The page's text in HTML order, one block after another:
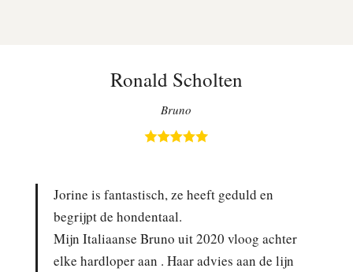
Ronald Scholten
Bruno
Jorine is fantastisch, ze heeft geduld en
begrijpt de hondentaal.
Mijn Italiaanse Bruno uit 2020 vloog achter
elke hardloper aan . Haar advies aan de lijn